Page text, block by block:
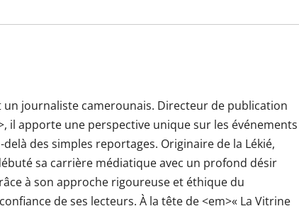
journaliste camerounais. Directeur de publication
il apporte une perspective unique sur les événements
des simples reportages. Originaire de la Lékié,
sa carrière médiatique avec un profond désir
à son approche rigoureuse et éthique du
de ses lecteurs. À la tête de <em>« La Vitrine